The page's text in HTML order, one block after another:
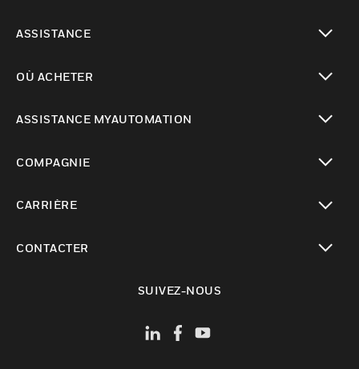
ASSISTANCE
OÙ ACHETER
ASSISTANCE MYAUTOMATION
COMPAGNIE
CARRIÈRE
CONTACTER
SUIVEZ-NOUS